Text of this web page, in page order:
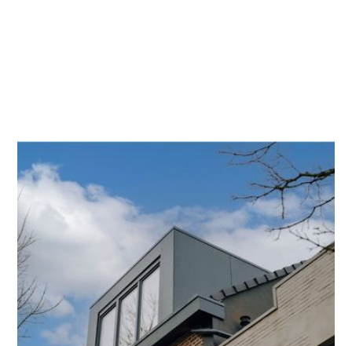
Kan ik de afwerking aan de buitenkant van mijn
dakkapel kiezen?
Absoluut. De buitenkant van je dakkapel is
volledig personaliseerbaar. Niet alleen qua
materiaal, ma